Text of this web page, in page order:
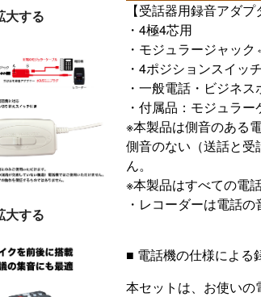
大する
大する
【受話器用録音アダ
・4極4芯用
・モジュラージャッ
・4ポジションスイッ
・一般電話・ビジネス
・付属品：モジュラ
※本製品は側音のある
側音のない（送話と
ん。
※本製品はすべての電
・レコーダーは電話
■ 電話機の仕様による
本セットは、お使いの